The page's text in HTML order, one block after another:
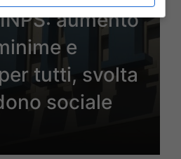
aumento
e
tutti, svolta
sociale